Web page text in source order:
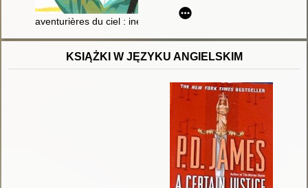
aventurières du ciel : inédit
KSIĄŻKI W JĘZYKU ANGIELSKIM